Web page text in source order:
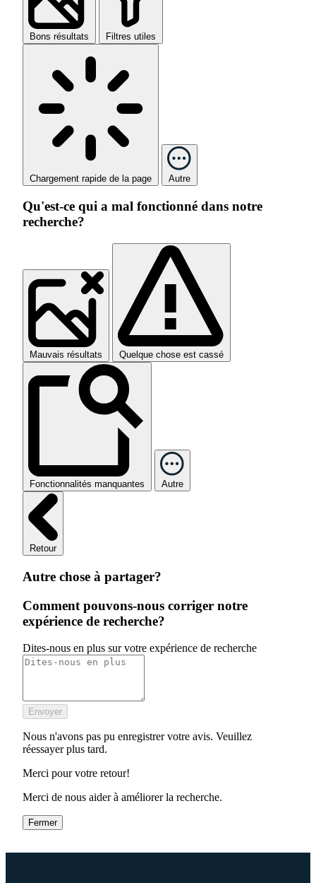
Bons résultats Filtres utiles
Chargement rapide de la page Autre
Qu'est-ce qui a mal fonctionné dans notre
recherche?
Mauvais résultats Quelque chose est cassé
Fonctionnalités manquantes Autre
Retour
Autre chose à partager?
Comment pouvons-nous corriger notre
expérience de recherche?
Dites-nous en plus sur votre expérience de recherche
Envoyer
Nous n'avons pas pu enregistrer votre avis. Veuillez
réessayer plus tard.
Merci pour votre retour!
Merci de nous aider à améliorer la recherche.
Fermer